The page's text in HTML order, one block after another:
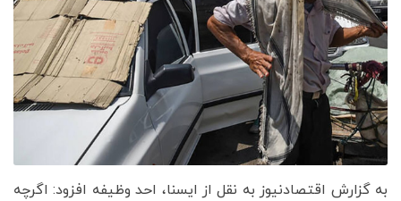
به گزارش اقتصادنیوز به نقل از ایسنا، احد وظیفه افزود: اگرچه